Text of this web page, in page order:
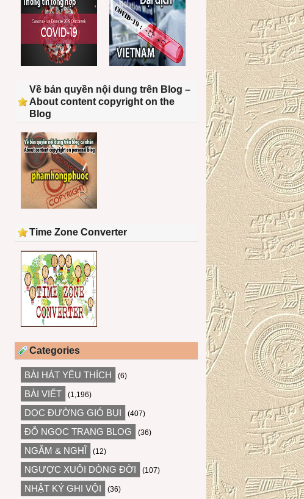
Về bản quyền nội dung trên Blog –
About content copyright on the
Blog
Time Zone Converter
Categories
BÀI HÁT YÊU THÍCH (6)
BÀI VIẾT (1,196)
DỌC ĐƯỜNG GIÓ BỤI (407)
ĐỖ NGỌC TRANG BLOG (36)
NGẪM & NGHĨ (12)
NGƯỢC XUÔI DÒNG ĐỜI (107)
NHẬT KÝ GHI VỘI (36)